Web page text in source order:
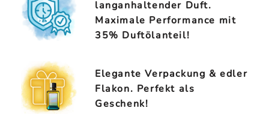
langanhaltender Duft.
Maximale Performance mit
35% Duftölanteil!
Elegante Verpackung & edler
Flakon. Perfekt als
Geschenk!